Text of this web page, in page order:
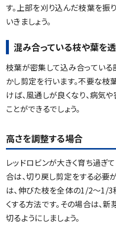
す。上部を刈り込んだ枝葉を振
いきましょう。
混み合っている枝や葉を透
枝葉が密集して込み合っている
かし剪定を行います。不要な枝
けば、風通しが良くなり、病気
ことができるでしょう。
高さを調整する場合
レッドロビンが大きく育ち過ぎ
合は、切り戻し剪定をする必要
は、伸びた枝を全体の1/2～1/3
くする方法です。その場合は、
切るようにしましょう。